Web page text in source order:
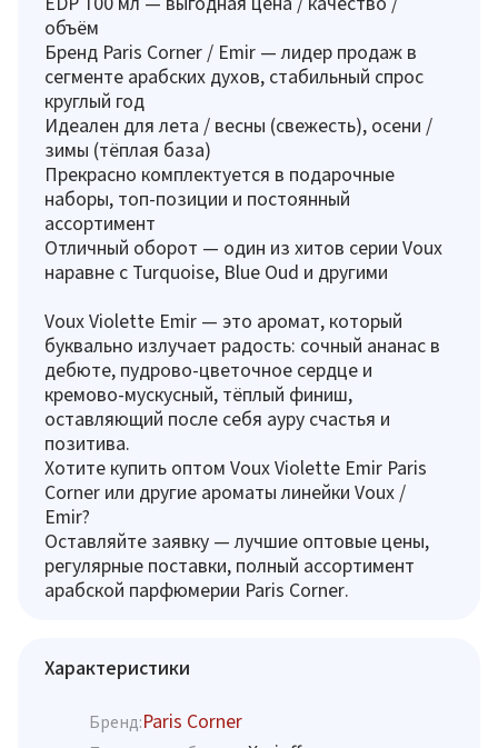
объём
Бренд Paris Corner / Emir — лидер продаж в
сегменте арабских духов, стабильный спрос
круглый год
Идеален для лета / весны (свежесть), осени /
зимы (тёплая база)
Прекрасно комплектуется в подарочные
наборы, топ-позиции и постоянный
ассортимент
Отличный оборот — один из хитов серии Voux
наравне с Turquoise, Blue Oud и другими
Voux Violette Emir — это аромат, который
буквально излучает радость: сочный ананас в
дебюте, пудрово-цветочное сердце и
кремово-мускусный, тёплый финиш,
оставляющий после себя ауру счастья и
позитива.
Хотите купить оптом Voux Violette Emir Paris
Corner или другие ароматы линейки Voux /
Emir?
Оставляйте заявку — лучшие оптовые цены,
регулярные поставки, полный ассортимент
арабской парфюмерии Paris Corner.
Характеристики
Бренд:Paris Corner